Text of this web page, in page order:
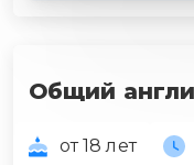
Общий
от 18 лет